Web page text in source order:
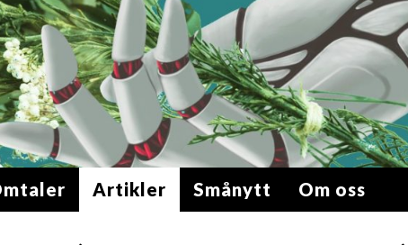
Artikler Smånytt Om oss